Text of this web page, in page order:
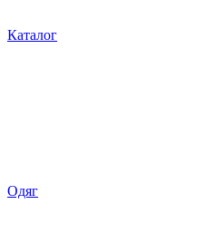
Каталог
Одяг